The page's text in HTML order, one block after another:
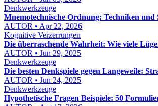
Denkwerkzeuge
Mnemotechnische Ordnung: Techniken
AUTOR • Apr 22, 2026
Kognitive Verzerrungen
Die überraschende Wahrheit: Wie viele
AUTOR • Jun 29, 2025
Denkwerkzeuge
Die besten Denkspiele gegen Langeweile:
AUTOR • Jun 24, 2025
Denkwerkzeuge
Hypothetische Fragen Beispiele: 50